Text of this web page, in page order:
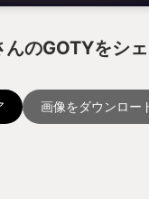
のGOTYをシ
画像をダウンロー